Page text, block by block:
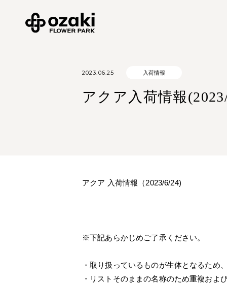
2023.06.25 入荷情報
アクア入荷情報
アクア 入荷情報（2023/6/24)
※下記あらかじめご了承ください。
・取り扱っているものが生体となるため
・リストそのままの名称のため重複およ